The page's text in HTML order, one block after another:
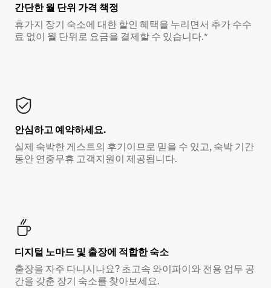
간단한 월 단위 가격 책정
휴가지 장기 숙소에 대한 할인 혜택을 누리면서 추가 수수
료 없이 월 단위로 요금을 결제할 수 있습니다.*
안심하고 예약하세요.
실제 숙박한 게스트의 후기이므로 믿을 수 있고, 숙박 기간
동안 연중무휴 고객지원이 제공됩니다.
디지털 노마드 및 출장에 적합한 숙소
출장을 자주 다니시나요? 초고속 와이파이와 전용 업무 공
간을 갖춘 장기 숙소를 찾아보세요.